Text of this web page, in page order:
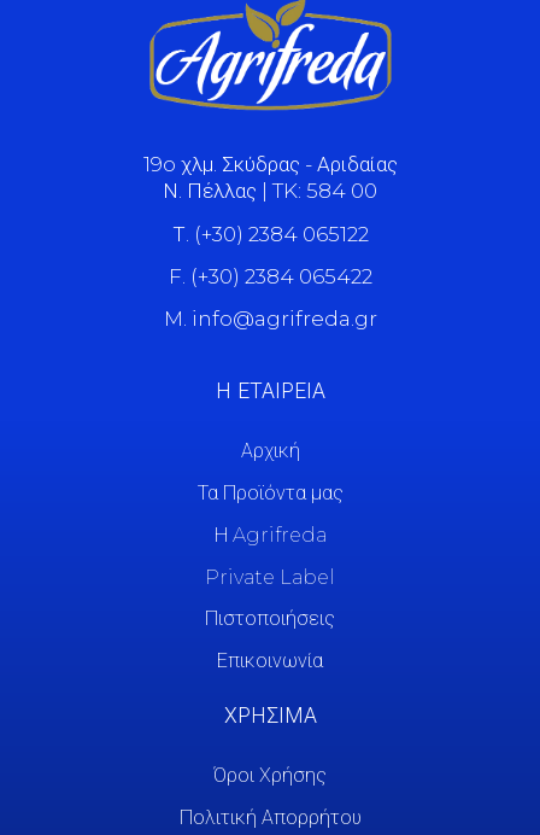
19o χλμ. Σκύδρας - Αριδαίας
Ν. Πέλλας | TK: 584 00
Τ. (+30) 2384 065122
F. (+30) 2384 065422
M. info@agrifreda.gr
Η ΕΤΑΙΡΕΙΑ
Αρχική
Τα Προϊόντα μας
Η Agrifreda
Private Label
Πιστοποιήσεις
Επικοινωνία
ΧΡΗΣΙΜΑ
Όροι Χρήσης
Πολιτική Απορρήτου